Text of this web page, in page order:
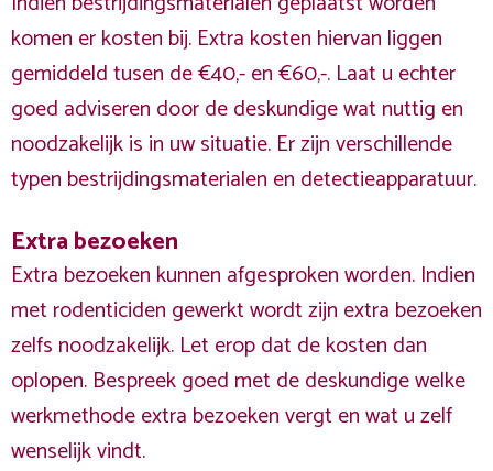
komen er kosten bij. Extra kosten hiervan liggen
gemiddeld tusen de €40,- en €60,-. Laat u echter
goed adviseren door de deskundige wat nuttig en
noodzakelijk is in uw situatie. Er zijn verschillende
typen bestrijdingsmaterialen en detectieapparatuur.
Extra bezoeken
Extra bezoeken kunnen afgesproken worden. Indien
met rodenticiden gewerkt wordt zijn extra bezoeken
zelfs noodzakelijk. Let erop dat de kosten dan
oplopen. Bespreek goed met de deskundige welke
werkmethode extra bezoeken vergt en wat u zelf
wenselijk vindt.